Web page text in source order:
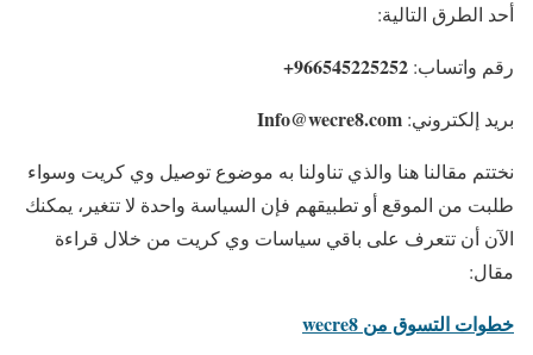
أحد الطرق التالية:
رقم واتساب: 966545225252+
بريد إلكتروني: Info@wecre8.com
نختتم مقالنا هنا والذي تناولنا به موضوع توصيل وي كريت وسواء
طلبت من الموقع أو تطبيقهم فإن السياسة واحدة لا تتغير، يمكنك
الآن أن تتعرف على باقي سياسات وي كريت من خلال قراءة
مقال:
خطوات التسوق من wecre8